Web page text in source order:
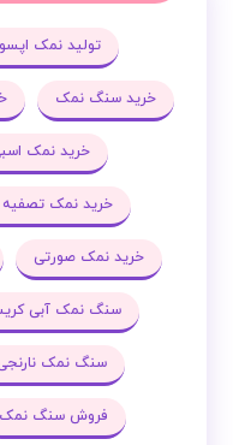
تولید نمک
خرید سنگ نمک
خرید نمک
خرید نمک
خرید نمک صورتی
سنگ نمک آبی
سنگ نمک
فروش سنگ نمک